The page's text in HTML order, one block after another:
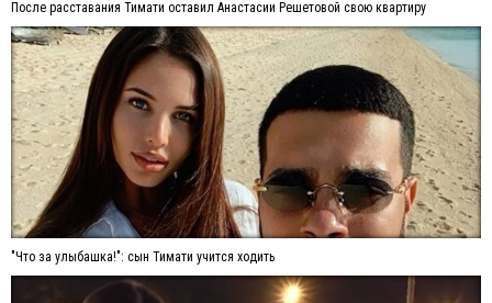
После расставания Тимати оставил Анастасии Решетовой свою квартиру
"Что за улыбашка!": сын Тимати учится ходить